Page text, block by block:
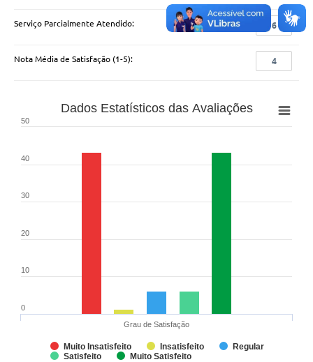
Contato
Fotos - Eventos Oficiais
Serviço Parcialmente Atendido: 6
Nota Média de Satisfação (1-5): 4
Dados Estatísticos das Avaliações
Grau de Satisfação
Muito Insatisfeito Insatisfeito
Regular
Satisfeito
Muito Satisfeito
0
10
20
30
40
50